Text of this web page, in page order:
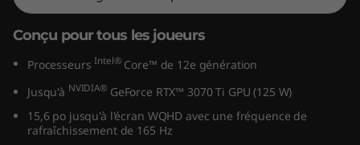
eConçu pour tous les joueurs
ProcesseursIntel® Core™ de 12e génération
Jusqu'à NVIDIA® GeForce RTX™ 3070 Ti GPU (125 W)
15,6 po jusqu'à l'écran WQHD avec une fréquence de
rafraîchissement de 165 Hz